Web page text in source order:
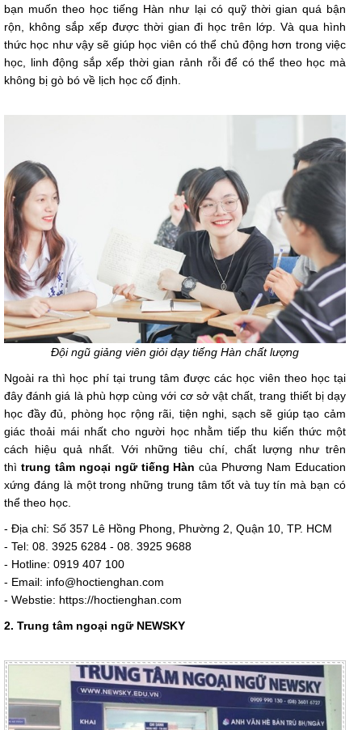
bạn muốn theo học tiếng Hàn như lại có quỹ thời gian quá bận
rộn, không sắp xếp được thời gian đi học trên lớp. Và qua hình
thức học như vậy sẽ giúp học viên có thể chủ động hơn trong việc
học, linh động sắp xếp thời gian rảnh rỗi để có thể theo học mà
không bị gò bó về lịch học cố định.
Đội ngũ giảng viên giỏi dạy tiếng Hàn chất lượng
Ngoài ra thì học phí tại trung tâm được các học viên theo học tại
đây đánh giá là phù hợp cùng với cơ sở vật chất, trang thiết bị dạy
học đầy đủ, phòng học rộng rãi, tiện nghi, sạch sẽ giúp tạo cảm
giác thoải mái nhất cho người học nhằm tiếp thu kiến thức một
cách hiệu quả nhất. Với những tiêu chí, chất lượng như trên
thì trung tâm ngoại ngữ tiếng Hàn của Phương Nam Education
xứng đáng là một trong những trung tâm tốt và tuy tín mà bạn có
thể theo học.
- Địa chỉ: Số 357 Lê Hồng Phong, Phường 2, Quận 10, TP. HCM
- Tel: 08. 3925 6284 - 08. 3925 9688
- Hotline: 0919 407 100
- Email: info@hoctienghan.com
- Webstie: https://hoctienghan.com
2. Trung tâm ngoại ngữ NEWSKY